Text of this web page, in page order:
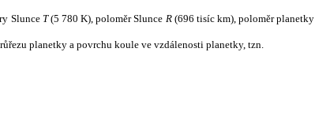
Slunce T(5 780 K), poloměr Slunce R(696 tisíc km), poloměr planetky
planetky a povrchu koule ve vzdálenosti planetky, tzn.